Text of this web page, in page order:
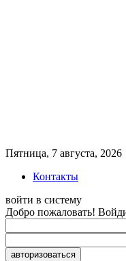
Пятница, 7 августа, 2026
Контакты
войти в систему
Добро пожаловать!